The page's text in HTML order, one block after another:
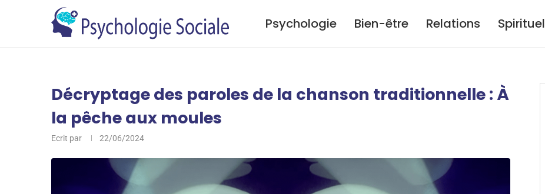
Psychologie Bien-être Relations Spirituel
Décryptage des paroles de la chanson traditionnelle : À
la pêche aux moules
Ecrit par 22/06/2024